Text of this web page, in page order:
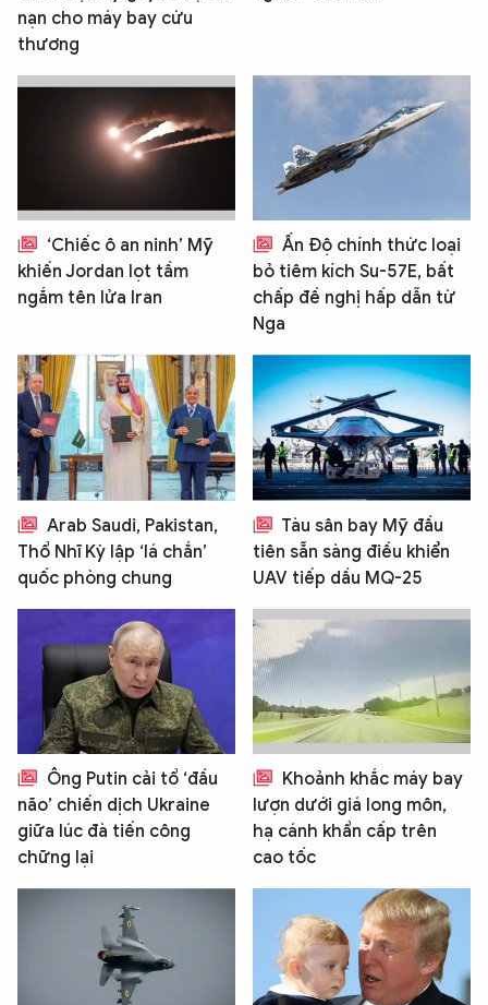
nạn cho máy bay cứu
thương
‘Chiếc ô an ninh’ Mỹ
khiến Jordan lọt tầm
ngắm tên lửa Iran
Ấn Độ chính thức loại
bỏ tiêm kích Su-57E, bất
chấp đề nghị hấp dẫn từ
Nga
Arab Saudi, Pakistan,
Thổ Nhĩ Kỳ lập ‘lá chắn’
quốc phòng chung
Tàu sân bay Mỹ đầu
tiên sẵn sàng điều khiển
UAV tiếp dầu MQ-25
Ông Putin cải tổ ‘đầu
não’ chiến dịch Ukraine
giữa lúc đà tiến công
chững lại
Khoảnh khắc máy bay
lượn dưới giá long môn,
hạ cánh khẩn cấp trên
cao tốc